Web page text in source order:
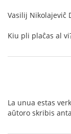
Vasilij Nikolajeviĉ
Kiu pli plaĉas al
La unua estas
aŭtoro skribis